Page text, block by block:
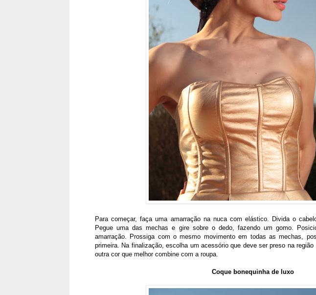
Para começar, faça uma amarração na nuca com elástico. Divida o
Pegue uma das mechas e gire sobre o dedo, fazendo um gomo.
amarração. Prossiga com o mesmo movimento em todas as mechas,
primeira. Na finalização, escolha um acessório que deve ser preso na
outra cor que melhor combine com a roupa.
Coque bonequinha de luxo